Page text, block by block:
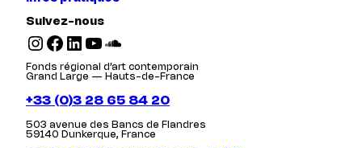
Suivez-nous
Instagram Facebook LinkedIn YouTube SoundCloud
Fonds régional d’art contemporain
Grand Large — Hauts-de-France
+33 (0)3 28 65 84 20
503 avenue des Bancs de Flandres
59140 Dunkerque, France